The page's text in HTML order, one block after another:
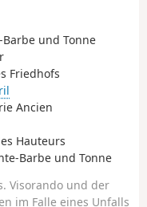
und Tonne
Friedhofs
Ancien
Hauteurs
Barbe und Tonne
Visorando und der
im Falle eines Unfalls